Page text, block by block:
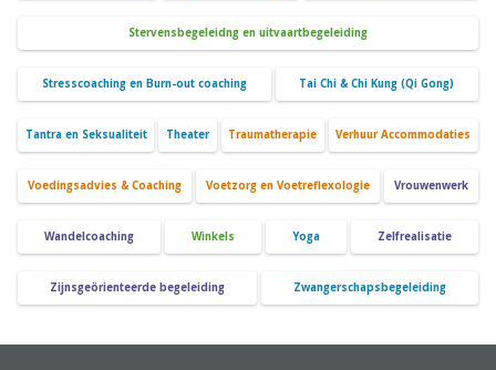
Stervensbegeleidng en uitvaartbegeleiding
Stresscoaching en Burn-out coaching Tai Chi & Chi Kung (Qi Gong)
Tantra en Seksualiteit Theater Traumatherapie Verhuur Accommodaties
Voedingsadvies & Coaching Voetzorg en Voetreflexologie Vrouwenwerk
Wandelcoaching Winkels Yoga Zelfrealisatie
Zijnsgeörienteerde begeleiding Zwangerschapsbegeleiding